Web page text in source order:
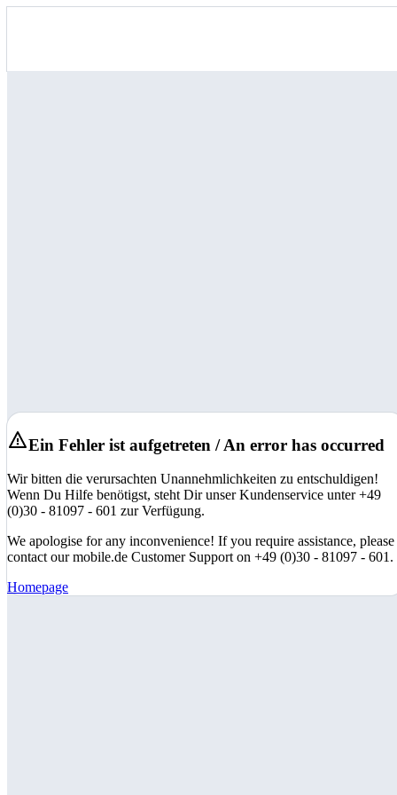
Ein Fehler ist aufgetreten / An error has occurred
Wir bitten die verursachten Unannehmlichkeiten zu entschuldigen!
Wenn Du Hilfe benötigst, steht Dir unser Kundenservice unter +49
(0)30 - 81097 - 601 zur Verfügung.
We apologise for any inconvenience! If you require assistance, please
contact our mobile.de Customer Support on +49 (0)30 - 81097 - 601.
Homepage